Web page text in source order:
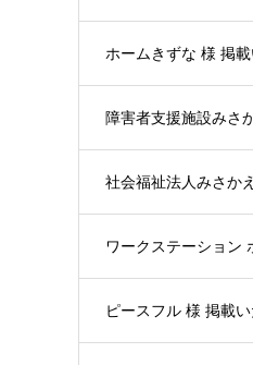
ホームきずな 様 掲載
障害者支援施設みさ
社会福祉法人みさか
ワークステーション
ピースフル 様 掲載い